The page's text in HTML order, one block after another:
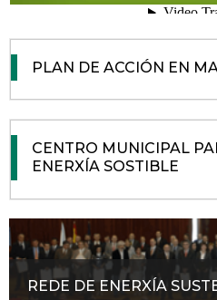
PLAN DE ACCIÓN EN
CENTRO MUNICIPAL
ENERXÍA SOSTIBLE
REDE DE ENERXÍA